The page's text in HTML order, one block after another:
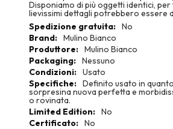
Disponiamo di più oggetti identici, per
lievissimi dettagli potrebbero essere
More
Information
No
Mulino Bianco
Mulino Bianco
Nessuno
Usato
Definito usato in
sorpresina nuova perfetta e
o rovinata.
No
No